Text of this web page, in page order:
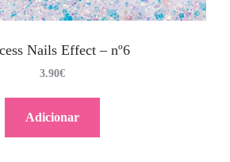
Nails Effect – nº6
3.90€
Adicionar